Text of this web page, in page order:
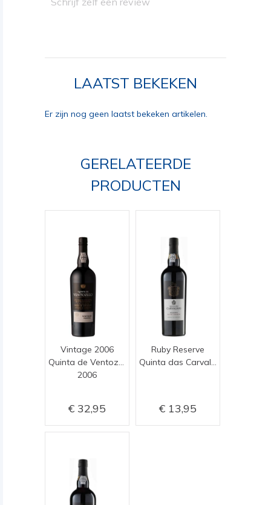
LAATST BEKEKEN
Er zijn nog geen laatst bekeken artikelen.
GERELATEERDE
PRODUCTEN
Vintage 2006
2006
32,95
Ruby Reserve
13,95